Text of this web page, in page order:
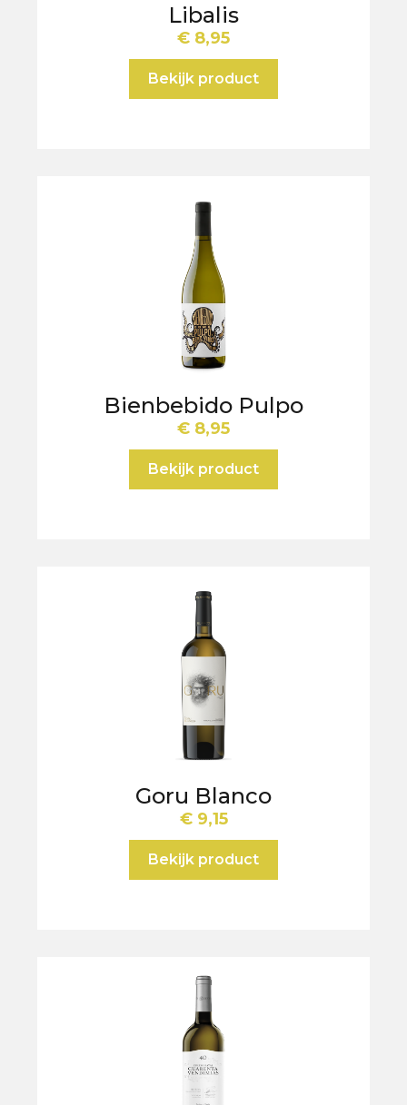
Libalis
€ 8,95
Bekijk product
Bienbebido Pulpo
€ 8,95
Bekijk product
Goru Blanco
€9,15
Bekijk product